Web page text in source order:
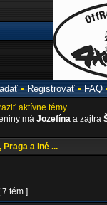
• Registrovať• FAQ
aktívne témy
má Jozefína a zajtra
Praga a iné ...
[ 7 tém ]